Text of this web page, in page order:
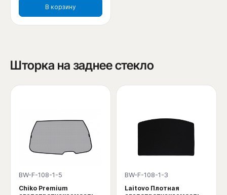
В корзину
Шторка на заднее стекло
BW-F-108-1-5
Chiko Premium
BW-F-108-1-3
Laitovo Плотная